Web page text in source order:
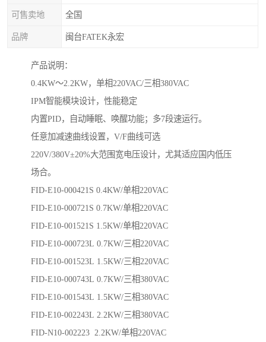
可售卖地 全国
品牌 闽台FATEK永宏
产品说明：
0.4KW～2.2KW，单相220VAC/三相380VAC
IPM智能模块设计，性能稳定
内置PID，自动睡眠、唤醒功能；多7段速运行。
任意加减速曲线设置，V/F曲线可选
220V/380V±20%大范围宽电压设计，尤其适应国内低压
场合。
FID-E10-000421S 0.4KW/单相220VAC
FID-E10-000721S 0.7KW/单相220VAC
FID-E10-001521S 1.5KW/单相220VAC
FID-E10-000723L 0.7KW/三相220VAC
FID-E10-001523L 1.5KW/三相220VAC
FID-E10-000743L 0.7KW/三相380VAC
FID-E10-001543L 1.5KW/三相380VAC
FID-E10-002243L 2.2KW/三相380VAC
FID-N10-002223 2.2KW/单相220VAC